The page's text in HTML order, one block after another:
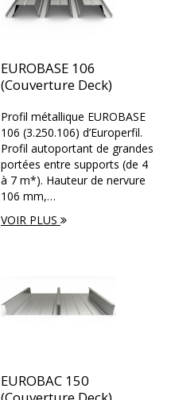
EUROBASE 106
(Couverture Deck)
Profil métallique EUROBASE
106 (3.250.106) d’Europerfil.
Profil autoportant de grandes
portées entre supports (de 4
à 7 m*). Hauteur de nervure
106 mm,…
VOIR PLUS
EUROBAC 150